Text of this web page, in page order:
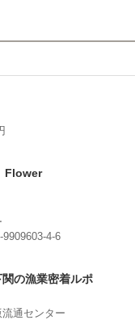
4-6
の漁業密着ルポ
通センター